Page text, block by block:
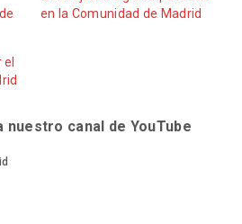
en la Comunidad de Madrid
nuestro canal de YouTube